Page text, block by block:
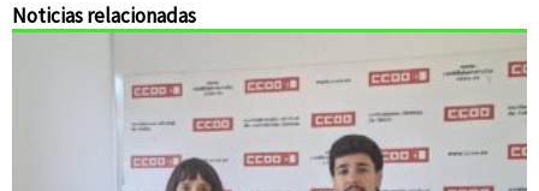
Noticias relacionadas